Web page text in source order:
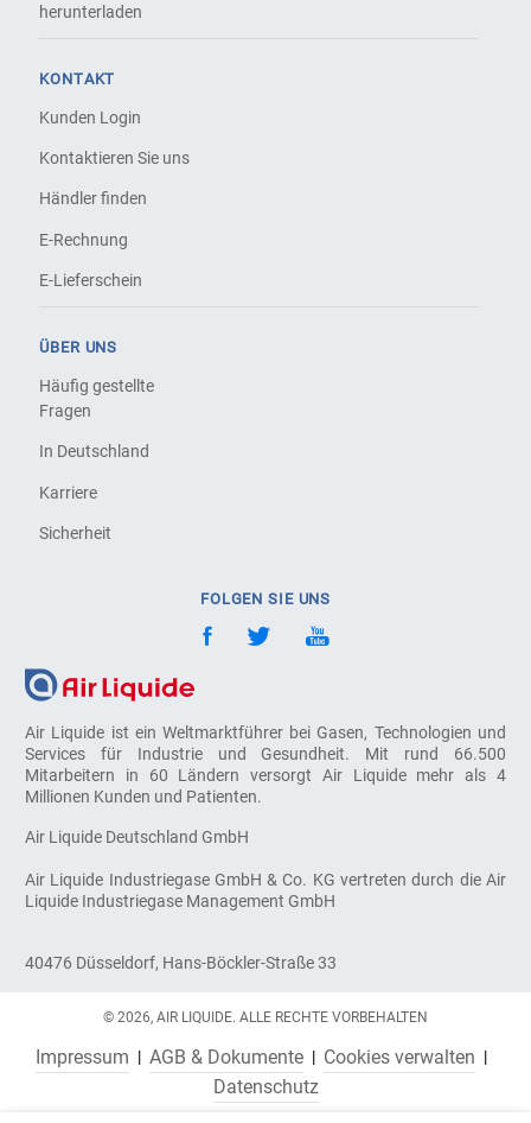
Air Liquide ist ein Weltmarktführer bei Gasen, Technologien und
Services für Industrie und Gesundheit. Mit rund 66.500
Mitarbeitern in 60 Ländern versorgt Air Liquide mehr als 4
Millionen Kunden und Patienten.
Air Liquide Deutschland GmbH
Air Liquide Industriegase GmbH & Co. KG vertreten durch die Air
Liquide Industriegase Management GmbH
40476 Düsseldorf, Hans-Böckler-Straße 33
herunterladen
KONTAKT
Kunden Login
Kontaktieren Sie uns
Händler finden
E-Rechnung
E-Lieferschein
ÜBER UNS
Häufig gestellte
Fragen
In Deutschland
Karriere
Sicherheit
FOLGEN SIE UNS
© 2026, AIR LIQUIDE. ALLE RECHTE VORBEHALTEN
Impressum AGB & Dokumente
Cookies verwalten
Datenschutz